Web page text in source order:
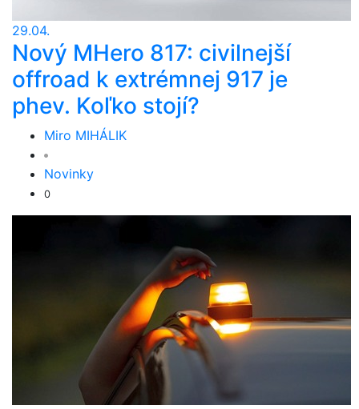
29.04.
Nový MHero 817: civilnejší
offroad k extrémnej 917 je
phev. Koľko stojí?
Miro MIHÁLIK
Novinky
0